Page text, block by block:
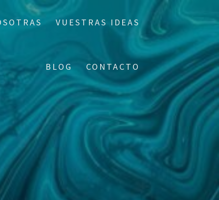
VUESTRAS IDEAS
BLOG CONTACTO